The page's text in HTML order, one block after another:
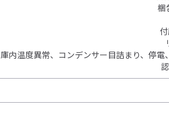
梱
庫内温度異常、コンデンサー目詰まり、停